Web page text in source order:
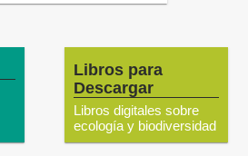
Libros para
Descargar
Libros digitales sobre
ecología y biodiversidad